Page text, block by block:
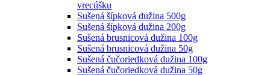
vrecúšku
Sušená šípková dužina 500g
Sušená šípková dužina 200g
Sušená brusnicová dužina 100g
Sušená brusnicová dužina 50g
Sušená čučoriedková dužina 100g
Sušená čučoriedková dužina 50g